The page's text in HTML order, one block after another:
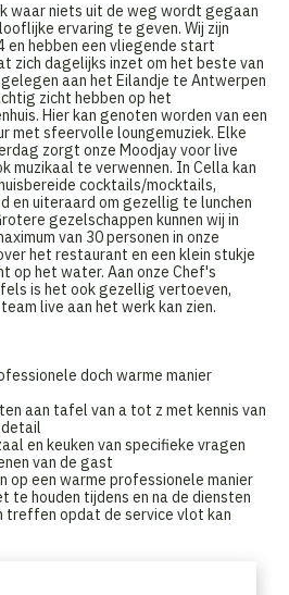
waar niets uit de weg wordt gegaan
ervaring te geven. Wij zijn
en hebben een vliegende start
zich dagelijks inzet om het beste van
aan het Eilandje te Antwerpen
zicht hebben op het
Hier kan genoten worden van een
met sfeervolle loungemuziek. Elke
zorgt onze Moodjay voor live
muzikaal te verwennen. In Cella kan
cocktails/mocktails,
en uiteraard om gezellig te lunchen
gezelschappen kunnen wij in
van 30 personen in onze
het restaurant en een klein stukje
op het water. Aan onze Chef's
is het ook gezellig vertoeven,
live aan het werk kan zien.
doch warme manier
aan tafel van a tot z met kennis van
detail
en keuken van specifieke vragen
van de gast
op een warme professionele manier
te houden tijdens en na de diensten
treffen opdat de service vlot kan